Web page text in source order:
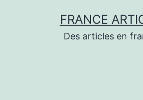
FRANCE
Des articles en